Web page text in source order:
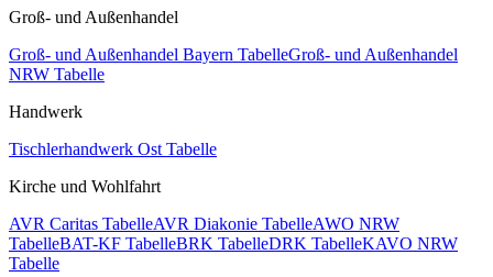
Groß- und Außenhandel
Groß- und Außenhandel Bayern TabelleGroß- und Außenhandel
NRW Tabelle
Handwerk
Tischlerhandwerk Ost Tabelle
Kirche und Wohlfahrt
AVR Caritas TabelleAVR Diakonie TabelleAWO NRW
TabelleBAT-KF TabelleBRK TabelleDRK TabelleKAVO NRW
Tabelle